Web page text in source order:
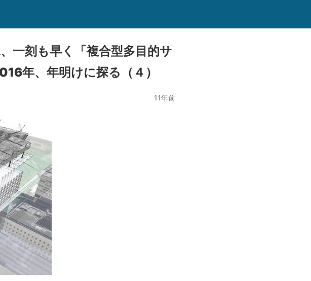
一刻も早く「複合型多目的サ
年、年明けに探る（４）
11年前